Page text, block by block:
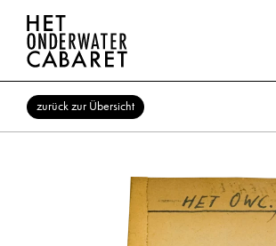
zurück zur Übersicht